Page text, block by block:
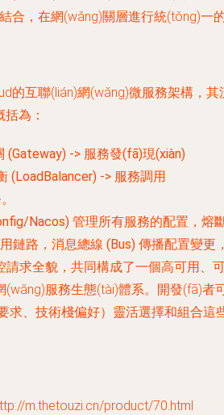
合，在網(wǎng)關層進行統(tǒng)一
的互聯(lián)網(wǎng)微服務架構，其
為：
(Gateway) -> 服務發(fā)現(xiàn)
(LoadBalancer) -> 服務調用
。
Nacos) 管理所有服務的配置， 熔
鏈路， 消息總線 (Bus) 傳播配置變更
請求全貌，共同構成了一個高可用、
(wǎng)服務生態(tài)體系。開發(fā)者
求、技術棧偏好）靈活選擇和組合這
m.thetouzi.cn/product/70.html